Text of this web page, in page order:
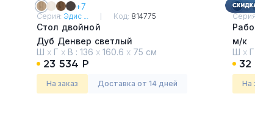
+7
Серия:Эдис ... Код: 814775
Стол двойной
Дуб Денвер светлый
Ш х Г х В : 136 х 160.6 х 75 см
23 534 Р
На заказ Доставка от 14 дней
м/к
Дуб
Ш х Г
32